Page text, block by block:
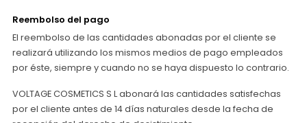
Reembolso del pago
El reembolso de las cantidades abonadas por el cliente se
realizará utilizando los mismos medios de pago empleados
por éste, siempre y cuando no se haya dispuesto lo contrario.
VOLTAGE COSMETICS S L abonará las cantidades satisfechas
por el cliente antes de 14 días naturales desde la fecha de